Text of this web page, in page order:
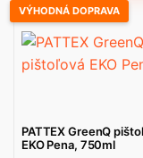
VÝHODNÁ DOPRAVA
PATTEX GreenQ
EKO Pena, 750ml